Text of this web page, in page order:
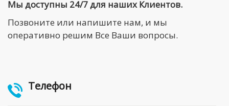
Мы доступны 24/7 для наших Клиентов.
Позвоните или напишите нам, и мы
оперативно решим Все Ваши вопросы.
Телефон